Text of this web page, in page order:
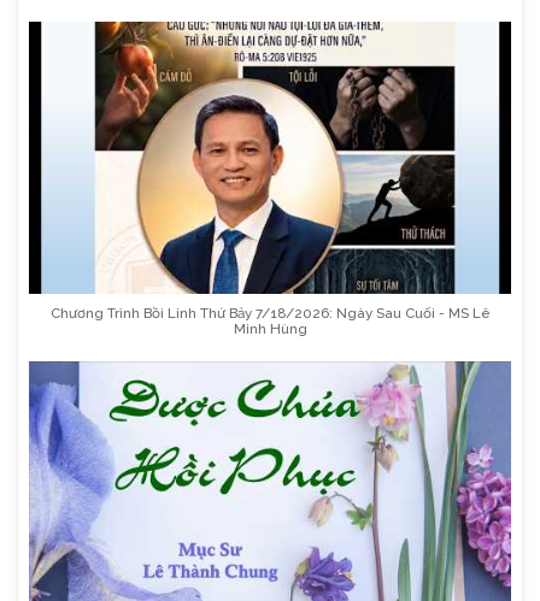
Chương Trình Bồi Linh Thứ Bảy 7/18/2026: Ngày Sau Cuối - MS Lê
Minh Hùng